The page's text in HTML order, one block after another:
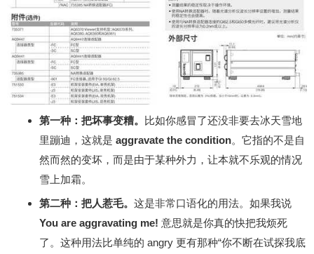
第一种：把坏事变糟。
比如你感冒了还没非要去冰天雪地
里蹦迪，这就是 aggravate the condition。它指的不是自
然而然的变坏，而是由于某种外力，让本就不乐观的情况
雪上加霜。
第二种：把人惹毛。 这是非常口语化的用法。如果我说
You are aggravating me! 意思就是你真的快把我烦死
了。这种用法比单纯的 angry 更有那种“你不断在试探我底